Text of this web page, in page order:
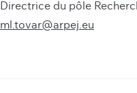
Directrice du pôle
ml.tovar@arpej.eu